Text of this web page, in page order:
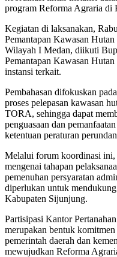
program Reforma Agraria di
Kegiatan di laksanakan,
Pemantapan Kawasan
Wilayah I Medan, diikuti
Pemantapan Kawasan
instansi terkait.
Pembahasan difokuskan
proses pelepasan kawasan
TORA, sehingga dapat
penguasaan dan
ketentuan peraturan
Melalui forum koordinasi ini,
mengenai tahapan
pemenuhan persyaratan
diperlukan untuk
Kabupaten Sijunjung.
Partisipasi Kantor
merupakan bentuk
pemerintah daerah dan
mewujudkan Reforma